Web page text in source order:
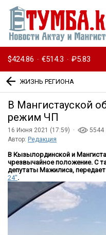
$424.86 · €514.3 · ₽5.83
ЖИЗНЬ РЕГИОНА
В Мангистауской
режим ЧП
16 Июня 2021 (17:59) ·
5544
Автор: Редакция
В Кызылординской и
чрезвычайное положение. С
депутаты Мажилиса,
24".